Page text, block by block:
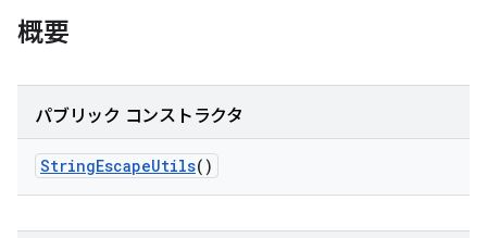
概要
パブリック コンストラクタ
StringEscapeUtils()